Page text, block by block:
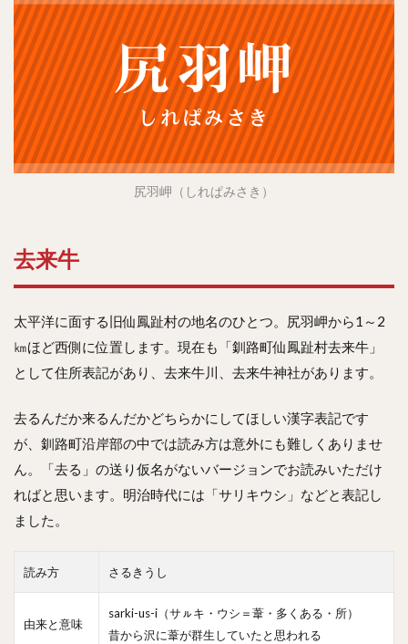
尻羽岬（しれぱみさき）
去来牛
太平洋に面する旧仙鳳趾村の地名のひとつ。尻羽岬から1～2
㎞ほど西側に位置します。現在も「釧路町仙鳳趾村去来牛」
として住所表記があり、去来牛川、去来牛神社があります。
去るんだか来るんだかどちらかにしてほしい漢字表記です
が、釧路町沿岸部の中では読み方は意外にも難しくありませ
ん。「去る」の送り仮名がないバージョンでお読みいただけ
ればと思います。明治時代には「サリキウシ」などと表記し
ました。
読み方 さるきうし
由来と意味
sarki-us-i（サㇽキ・ウシ＝葦・多くある・所）
昔から沢に葦が群生していたと思われる